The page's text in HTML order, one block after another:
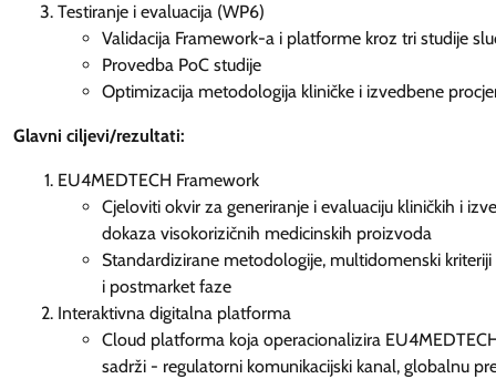
Testiranje i evaluacija (WP6)
Validacija Framework-a i platforme kroz tri studije
Provedba PoC studije
Optimizacija metodologija kliničke i izvedbene
Glavni ciljevi/rezultati:
EU4MEDTECH Framework
Cjeloviti okvir za generiranje i evaluaciju kliničkih i
dokaza visokorizičnih medicinskih proizvoda
Standardizirane metodologije, multidomenski
i postmarket faze
Interaktivna digitalna platforma
Cloud platforma koja operacionalizira
sadrži - regulatorni komunikacijski kanal, globalnu